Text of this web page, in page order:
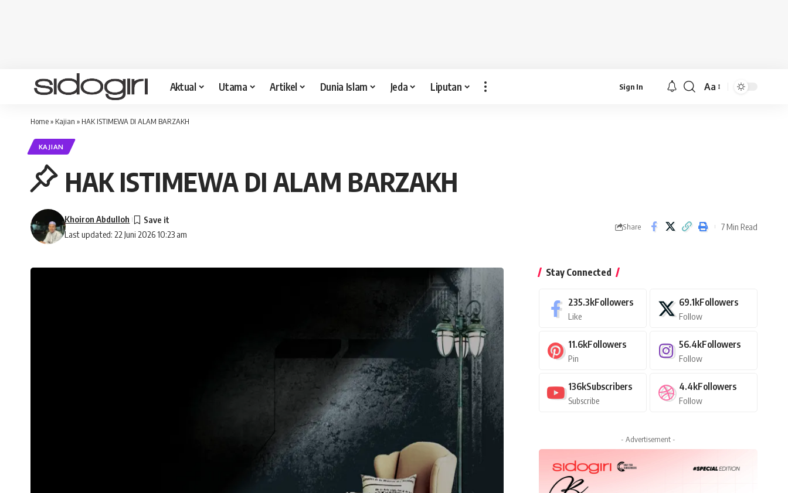
Aktual Utama Artikel Dunia Islam Jeda Liputan Sign In
Font
Aa
Home» Kajian » HAK ISTIMEWA DI ALAM BARZAKH
KAJIAN
HAK ISTIMEWA DI ALAM BARZAKH
Last updated: 22 Juni 2026 10:23 am
Khoiron Abdulloh
Share 7 Min Read
Stay Connected
235.3kFollowers
Like
69.1kFollowers
Follow
11.6kFollowers
Pin
56.4kFollowers
Follow
136kSubscribers
Subscribe
4.4kFollowers
Follow
- Advertisement -